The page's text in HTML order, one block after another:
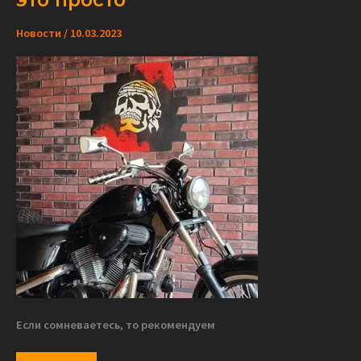
Новости / 10.03.2023
Если сомневаетесь, то рекомендуем